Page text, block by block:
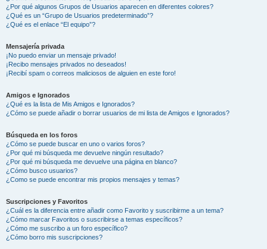
¿Por qué algunos Grupos de Usuarios aparecen en diferentes colores?
¿Qué es un “Grupo de Usuarios predeterminado”?
¿Qué es el enlace “El equipo”?
Mensajería privada
¡No puedo enviar un mensaje privado!
¡Recibo mensajes privados no deseados!
¡Recibí spam o correos maliciosos de alguien en este foro!
Amigos e Ignorados
¿Qué es la lista de Mis Amigos e Ignorados?
¿Cómo se puede añadir o borrar usuarios de mi lista de Amigos e Ignorados?
Búsqueda en los foros
¿Cómo se puede buscar en uno o varios foros?
¿Por qué mi búsqueda me devuelve ningún resultado?
¿Por qué mi búsqueda me devuelve una página en blanco?
¿Cómo busco usuarios?
¿Como se puede encontrar mis propios mensajes y temas?
Suscripciones y Favoritos
¿Cuál es la diferencia entre añadir como Favorito y suscribirme a un tema?
¿Cómo marcar Favoritos o suscribirse a temas específicos?
¿Cómo me suscribo a un foro específico?
¿Cómo borro mis suscripciones?